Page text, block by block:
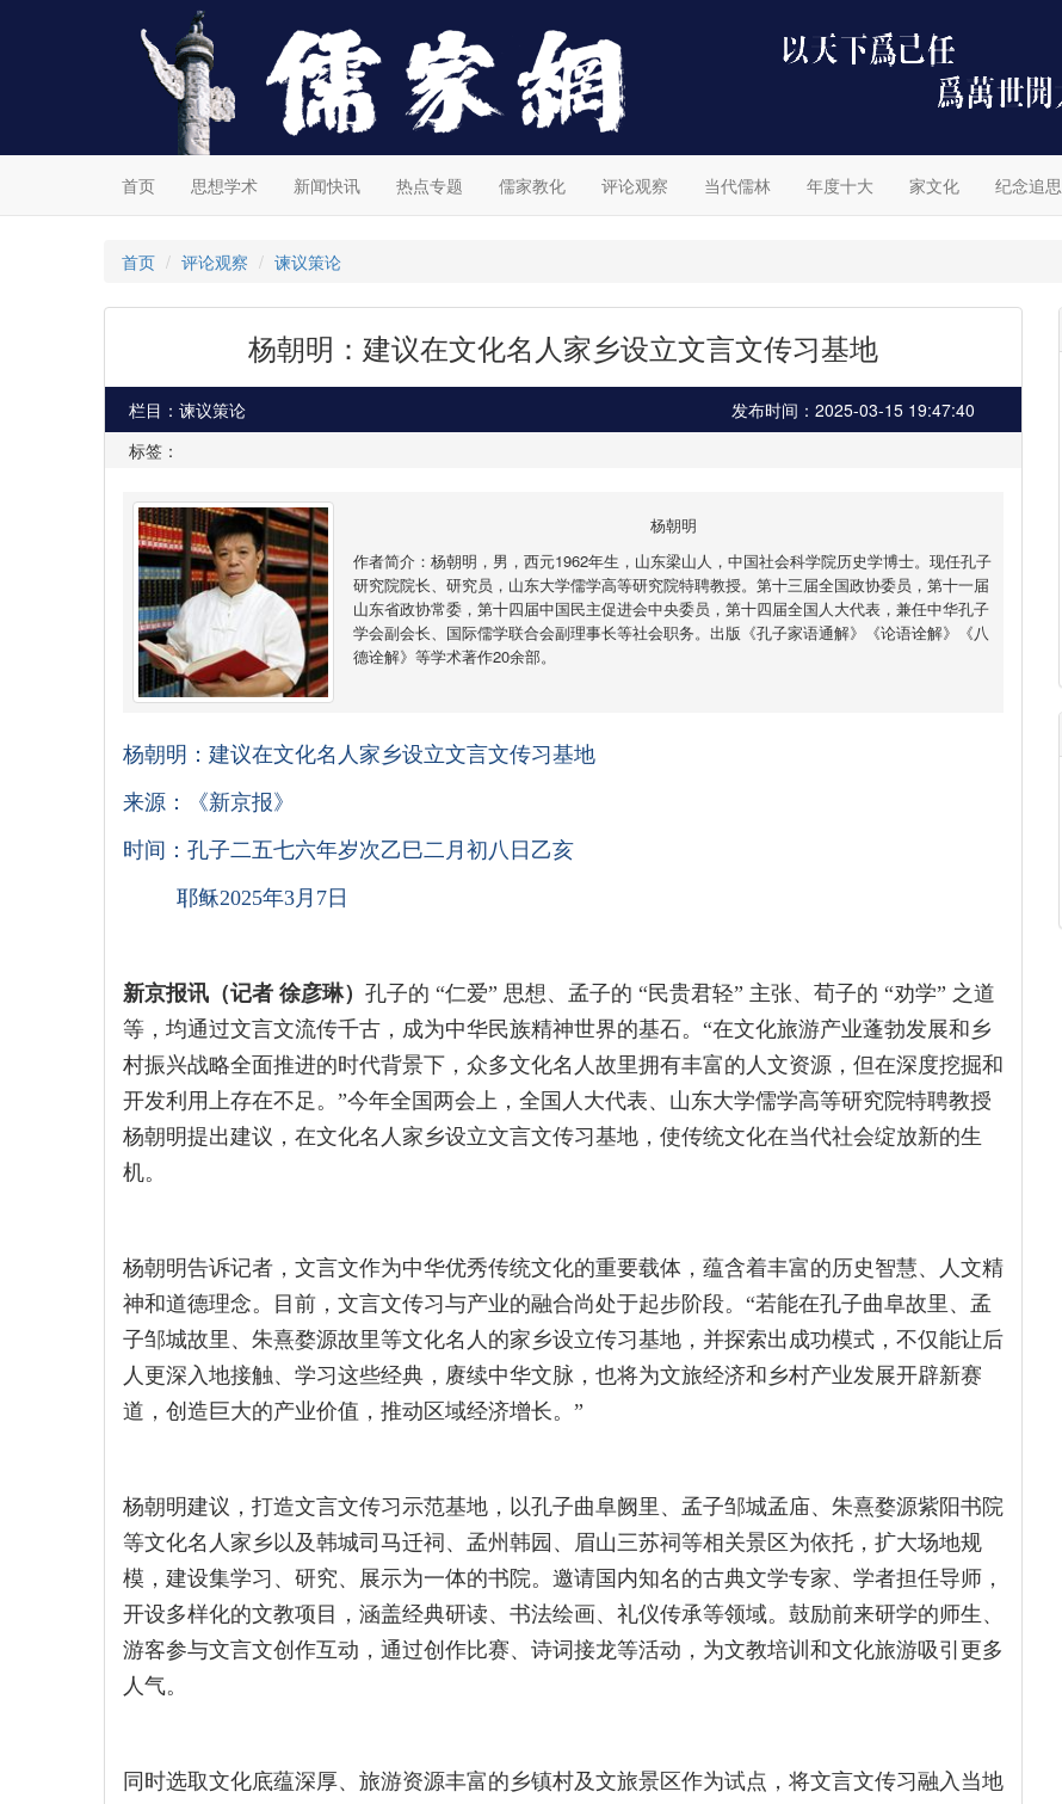
首页 思想学术 新闻快讯 热点专题 儒家教化 评论观察 当代儒林 年度十大 家文化 纪念追思
首页 评论观察 谏议策论
杨朝明：建议在文化名人家乡设立文言文传习基地
栏目：谏议策论
发布时间：2025-03-15 19:47:40
标签：
杨朝明
作者简介：杨朝明，男，西元1962年生，山东梁山人，中国社会科学院历史学博士。现任孔子
研究院院长、研究员，山东大学儒学高等研究院特聘教授。第十三届全国政协委员，第十一届
山东省政协常委，第十四届中国民主促进会中央委员，第十四届全国人大代表，兼任中华孔子
学会副会长、国际儒学联合会副理事长等社会职务。出版《孔子家语通解》《论语诠解》《八
德诠解》等学术著作20余部。
杨朝明：建议在文化名人家乡设立文言文传习基地
来源：《新京报》
时间：孔子二五七六年岁次乙巳二月初八日乙亥
耶稣2025年3月7日
新京报讯（记者 徐彦琳） 孔子的 “仁爱” 思想、孟子的 “民贵君轻” 主张、荀子的 “劝学” 之道
等，均通过文言文流传千古，成为中华民族精神世界的基石。“在文化旅游产业蓬勃发展和乡
村振兴战略全面推进的时代背景下，众多文化名人故里拥有丰富的人文资源，但在深度挖掘和
开发利用上存在不足。”今年全国两会上，全国人大代表、山东大学儒学高等研究院特聘教授
杨朝明提出建议，在文化名人家乡设立文言文传习基地，使传统文化在当代社会绽放新的生
机。
杨朝明告诉记者，文言文作为中华优秀传统文化的重要载体，蕴含着丰富的历史智慧、人文精
神和道德理念。目前，文言文传习与产业的融合尚处于起步阶段。“若能在孔子曲阜故里、孟
子邹城故里、朱熹婺源故里等文化名人的家乡设立传习基地，并探索出成功模式，不仅能让后
人更深入地接触、学习这些经典，赓续中华文脉，也将为文旅经济和乡村产业发展开辟新赛
道，创造巨大的产业价值，推动区域经济增长。”
杨朝明建议，打造文言文传习示范基地，以孔子曲阜阙里、孟子邹城孟庙、朱熹婺源紫阳书院
等文化名人家乡以及韩城司马迁祠、孟州韩园、眉山三苏祠等相关景区为依托，扩大场地规
模，建设集学习、研究、展示为一体的书院。邀请国内知名的古典文学专家、学者担任导师，
开设多样化的文教项目，涵盖经典研读、书法绘画、礼仪传承等领域。鼓励前来研学的师生、
游客参与文言文创作互动，通过创作比赛、诗词接龙等活动，为文教培训和文化旅游吸引更多
人气。
同时选取文化底蕴深厚、旅游资源丰富的乡镇村及文旅景区作为试点，将文言文传习融入当地